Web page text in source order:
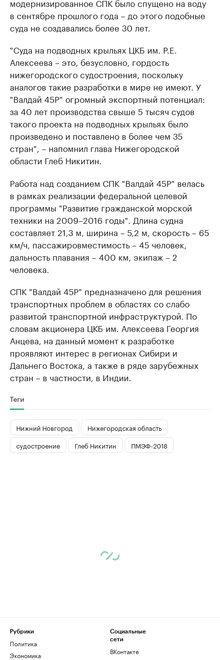
в сентябре прошлого года – до этого подобные
суда не создавались более 30 лет.
"Суда на подводных крыльях ЦКБ им. Р.Е.
Алексеева – это, безусловно, гордость
нижегородского судостроения, поскольку
аналогов такие разработки в мире не имеют. У
"Валдай 45Р" огромный экспортный потенциал:
за 40 лет производства свыше 5 тысяч судов
такого проекта на подводных крыльях было
произведено и поставлено в более чем 35
стран", – напомнил глава Нижегородской
области Глеб Никитин.
Работа над созданием СПК "Валдай 45Р" велась
в рамках реализации федеральной целевой
программы "Развитие гражданской морской
техники на 2009–2016 годы". Длина судна
составляет 21,3 м, ширина – 5,2 м, скорость – 65
км/ч, пассажировместимость – 45 человек,
дальность плавания – 400 км, экипаж – 2
человека.
СПК "Валдай 45Р" предназначено для решения
транспортных проблем в областях со слабо
развитой транспортной инфраструктурой. По
словам акционера ЦКБ им. Алексеева Георгия
Анцева, на данный момент к разработке
проявляют интерес в регионах Сибири и
Дальнего Востока, а также в ряде зарубежных
стран – в частности, в Индии.
Теги
Нижний Новгород
Нижегородская область
судостроение
Глеб Никитин ПМЭФ-2018
Рубрики
Политика
Экономика
Социальные
сети
ВКонтакте